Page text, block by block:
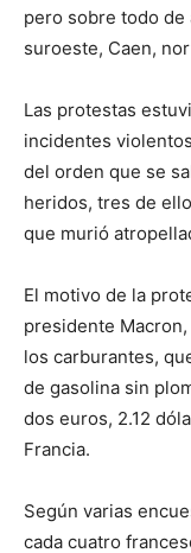
pero sobre todo de
suroeste, Caen,
Las protestas
incidentes
del orden que se
heridos, tres de
que murió
El motivo de la
presidente
los carburantes,
de gasolina sin
dos euros, 2.12
Francia.
Según varias
cada cuatro